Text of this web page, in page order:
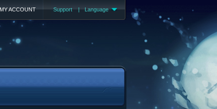
Support | Language
MY ACCOUNT